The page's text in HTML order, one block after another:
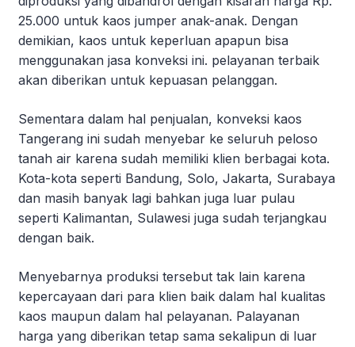
25.000 untuk kaos jumper anak-anak. Dengan
demikian, kaos untuk keperluan apapun bisa
menggunakan jasa konveksi ini. pelayanan terbaik
akan diberikan untuk kepuasan pelanggan.
Sementara dalam hal penjualan, konveksi kaos
Tangerang ini sudah menyebar ke seluruh peloso
tanah air karena sudah memiliki klien berbagai kota.
Kota-kota seperti Bandung, Solo, Jakarta, Surabaya
dan masih banyak lagi bahkan juga luar pulau
seperti Kalimantan, Sulawesi juga sudah terjangkau
dengan baik.
Menyebarnya produksi tersebut tak lain karena
kepercayaan dari para klien baik dalam hal kualitas
kaos maupun dalam hal pelayanan. Palayanan
harga yang diberikan tetap sama sekalipun di luar